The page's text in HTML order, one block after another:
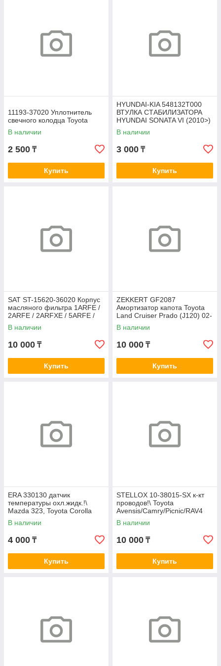
11193-37020 Уплотнитель
свечного колодца Toyota
В наличии
2 500 ₸
Купить
HYUNDAI-KIA 548132T000
ВТУЛКА СТАБИЛИЗАТОРА
HYUNDAI SONATA VI (2010>)
В наличии
3 000 ₸
Купить
SAT ST-15620-36020 Корпус
масляного фильтра 1ARFE /
2ARFE / 2ARFXE / 5ARFE /
6ARFSE / 8ARFTS CAMRY /
HARRIER
В наличии
10 000 ₸
Купить
ZEKKERT GF2087
Амортизатор капота Toyota
Land Cruiser Prado (J120) 02-
В наличии
10 000 ₸
Купить
ERA 330130 датчик
температуры охл.жидк.!\
Mazda 323, Toyota Corolla
1.3-2.0i/1.7-2.0D 91>
В наличии
4 000 ₸
Купить
STELLOX 10-38015-SX к-кт
проводов!\ Toyota
Avensis/Camry/Picnic/RAV4
2.0/2.2i 96-01
В наличии
10 000 ₸
Купить